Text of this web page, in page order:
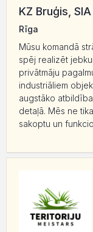
KZ Bruģis, SIA
Rīga
Mūsu komandā
spēj realizēt
privātmāju
industriāliem
augstāko
detaļā. Mēs ne
sakoptu un